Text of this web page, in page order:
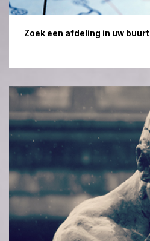
Zoek een afdeling in uw buurt